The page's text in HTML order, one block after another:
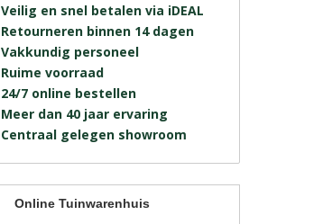
Veilig en snel betalen via iDEAL
Retourneren binnen 14 dagen
Vakkundig personeel
Ruime voorraad
24/7 online bestellen
Meer dan 40 jaar ervaring
Centraal gelegen showroom
Online Tuinwarenhuis